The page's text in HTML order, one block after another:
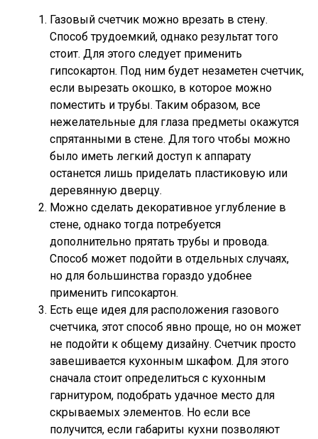
Газовый счетчик можно врезать в стену.
Способ трудоемкий, однако результат того
стоит. Для этого следует применить
гипсокартон. Под ним будет незаметен счетчик,
если вырезать окошко, в которое можно
поместить и трубы. Таким образом, все
нежелательные для глаза предметы окажутся
спрятанными в стене. Для того чтобы можно
было иметь легкий доступ к аппарату
останется лишь приделать пластиковую или
деревянную дверцу.
Можно сделать декоративное углубление в
стене, однако тогда потребуется
дополнительно прятать трубы и провода.
Способ может подойти в отдельных случаях,
но для большинства гораздо удобнее
применить гипсокартон.
Есть еще идея для расположения газового
счетчика, этот способ явно проще, но он может
не подойти к общему дизайну. Счетчик просто
завешивается кухонным шкафом. Для этого
сначала стоит определиться с кухонным
гарнитуром, подобрать удачное место для
скрываемых элементов. Но если все
получится, если габариты кухни позволяют